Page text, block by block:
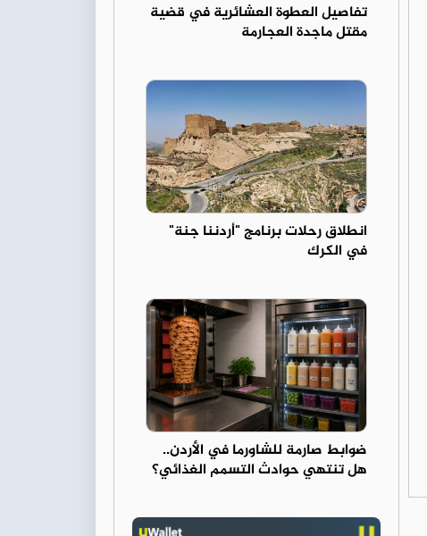
تفاصيل العطوة العشائرية في قضية
مقتل ماجدة العجارمة
انطلاق رحلات برنامج "أردننا جنة"
في الكرك
ضوابط صارمة للشاورما في الأردن..
هل تنتهي حوادث التسمم الغذائي؟